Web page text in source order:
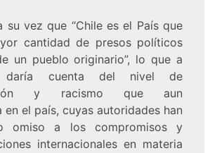
su vez que “Chile es el País que
cantidad de presos políticos
un pueblo originario”, lo que a
cuenta del nivel de
y racismo que aun
en el país, cuyas autoridades han
omiso a los compromisos y
internacionales en materia